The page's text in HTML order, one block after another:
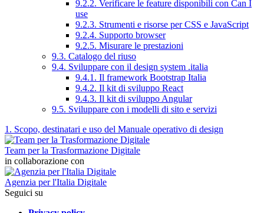
9.2.2. Verificare le feature disponibili con Can I
use
9.2.3. Strumenti e risorse per CSS e JavaScript
9.2.4. Supporto browser
9.2.5. Misurare le prestazioni
9.3. Catalogo del riuso
9.4. Sviluppare con il design system .italia
9.4.1. Il framework Bootstrap Italia
9.4.2. Il kit di sviluppo React
9.4.3. Il kit di sviluppo Angular
9.5. Sviluppare con i modelli di sito e servizi
1. Scopo, destinatari e uso del Manuale operativo di design
Team per la Trasformazione Digitale
in collaborazione con
Agenzia per l'Italia Digitale
Seguici su